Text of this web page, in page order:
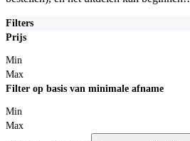
Filters
Prijs
Min
Max
Filter op basis van minimale afname
Min
Max